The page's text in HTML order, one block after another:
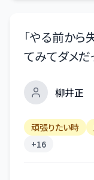
「やる前から
てみてダメだ
柳井正
頑張りたい時
+16